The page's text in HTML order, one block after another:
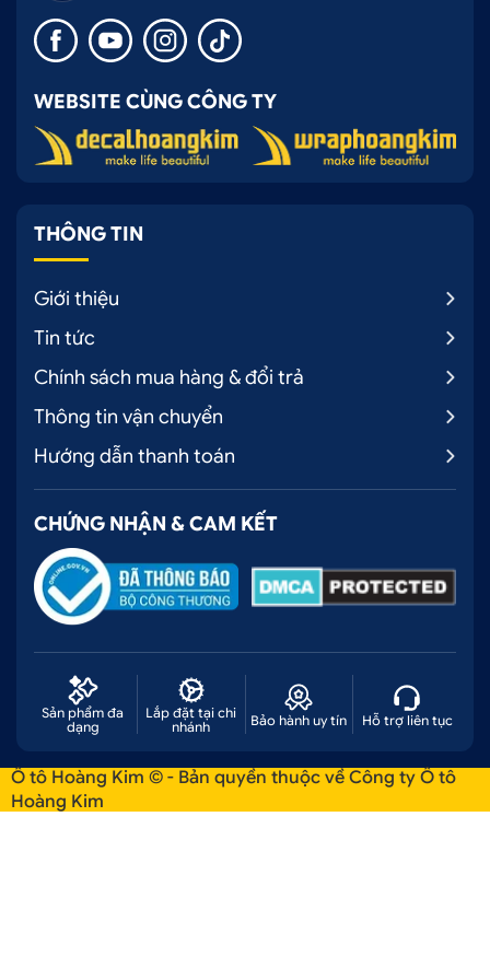
khảo và tư vấn mua sản phẩm khách hàng có thể
thực hiện theo 1 trong 3 cách sau:
CÁCH 1: ĐẶT HÀNG QUA SỐ HOTLINE: 0707
228 338
CÁCH 2: MUA HÀNG TRÊN WEBSITE:
CÁCH 3: MUA HÀNG TRỰC TIẾP TẠI CỬA
HÀNG
WEBSITE CÙNG CÔNG TY
THÔNG TIN
Giới thiệu
Tin tức
Chính sách mua hàng & đổi trả
Thông tin vận chuyển
Hướng dẫn thanh toán
CHỨNG NHẬN & CAM KẾT
Sản phẩm đa
dạng
Lắp đặt tại chi
nhánh
Bảo hành uy tín Hỗ trợ liên tục
Ô tô Hoàng Kim © - Bản quyền thuộc về Công ty Ô tô
Hoàng Kim